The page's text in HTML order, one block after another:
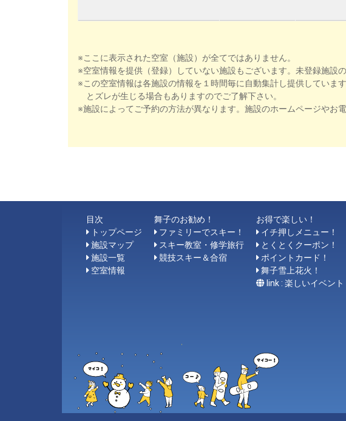
※ここに表示された空室（施設）が全てではありません。
※空室情報を提供（登録）していない施設もございます。未登録施設
※この空室情報は各施設の情報を１時間毎に自動集計し提供していま
とズレが生じる場合もありますのでご了解下さい。
※施設によってご予約の方法が異なります。施設のホームページやお
目次
トップページ
施設マップ
施設一覧
空室情報
舞子のお勧め！
ファミリーでスキー！
スキー教室・修学旅行
競技スキー＆合宿
お得で楽しい！
イチ押しメニュー！
とくとくクーポン！
ポイントカード！
舞子雪上花火！
link : 楽しいイベント